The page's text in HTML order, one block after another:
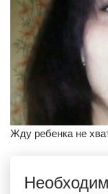
Жду ребенка не